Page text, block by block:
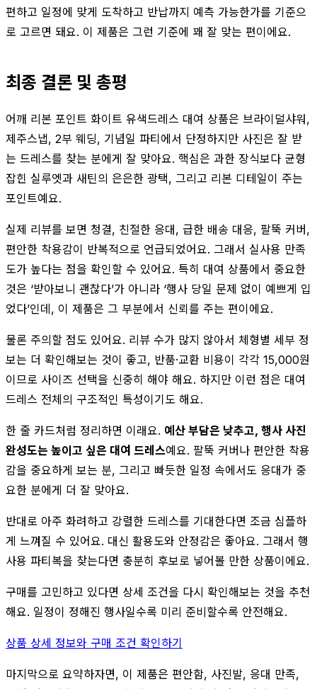
편하고 일정에 맞게 도착하고 반납까지 예측 가능한가를 기준으
로 고르면 돼요. 이 제품은 그런 기준에 꽤 잘 맞는 편이에요.
최종 결론 및 총평
어깨 리본 포인트 화이트 유색드레스 대여 상품은 브라이덜샤워,
제주스냅, 2부 웨딩, 기념일 파티에서 단정하지만 사진은 잘 받
는 드레스를 찾는 분에게 잘 맞아요. 핵심은 과한 장식보다 균형
잡힌 실루엣과 새틴의 은은한 광택, 그리고 리본 디테일이 주는
포인트예요.
실제 리뷰를 보면 청결, 친절한 응대, 급한 배송 대응, 팔뚝 커버,
편안한 착용감이 반복적으로 언급되었어요. 그래서 실사용 만족
도가 높다는 점을 확인할 수 있어요. 특히 대여 상품에서 중요한
것은 ‘받아보니 괜찮다’가 아니라 ‘행사 당일 문제 없이 예쁘게 입
었다’인데, 이 제품은 그 부분에서 신뢰를 주는 편이에요.
물론 주의할 점도 있어요. 리뷰 수가 많지 않아서 체형별 세부 정
보는 더 확인해보는 것이 좋고, 반품·교환 비용이 각각 15,000원
이므로 사이즈 선택을 신중히 해야 해요. 하지만 이런 점은 대여
드레스 전체의 구조적인 특성이기도 해요.
한 줄 카드처럼 정리하면 이래요. 예산 부담은 낮추고, 행사 사진
완성도는 높이고 싶은 대여 드레스예요. 팔뚝 커버나 편안한 착용
감을 중요하게 보는 분, 그리고 빠듯한 일정 속에서도 응대가 중
요한 분에게 더 잘 맞아요.
반대로 아주 화려하고 강렬한 드레스를 기대한다면 조금 심플하
게 느껴질 수 있어요. 대신 활용도와 안정감은 좋아요. 그래서 행
사용 파티복을 찾는다면 충분히 후보로 넣어볼 만한 상품이에요.
구매를 고민하고 있다면 상세 조건을 다시 확인해보는 것을 추천
해요. 일정이 정해진 행사일수록 미리 준비할수록 안전해요.
상품 상세 정보와 구매 조건 확인하기
마지막으로 요약하자면, 이 제품은 편안함, 사진발, 응대 만족,